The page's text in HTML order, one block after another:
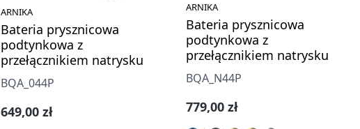
ARNIKA
Bateria prysznicowa
podtynkowa z
przełącznikiem natrysku
BQA_044P
Cena regularna:
649,00 zł
ARNIKA
Bateria prysznicowa
podtynkowa z
przełącznikiem natrysku
BQA_N44P
Cena regularna:
779,00 zł